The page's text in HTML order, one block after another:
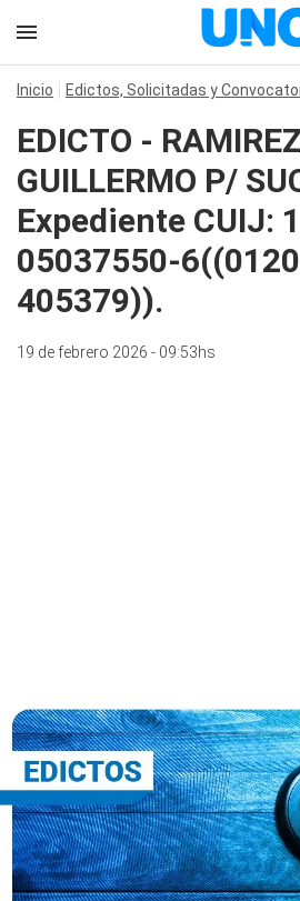
Inicio Edictos, Solicitadas y
EDICTO - RAMIREZ
GUILLERMO P/
Expediente CUIJ:
05037550-
405379)).
19 de febrero 2026 - 09:53hs